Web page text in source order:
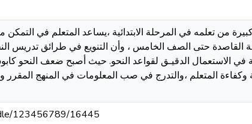
من تعلمه في المرحلة الابتدائية ،يساعد المتعلم في
القاصدة حتى الصف الخامس ، وأن التنويع في طرائق تدريس
في الاستعمال الدقيـق لقواعد النحو. حيث أصبح ضعف النحو
وكفاءة المتعلم ،والتدرج في صب المعلومات في المنهج
123456789/16445